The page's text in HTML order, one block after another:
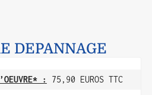
DEPANNAGE
:
75,90 EUROS TTC